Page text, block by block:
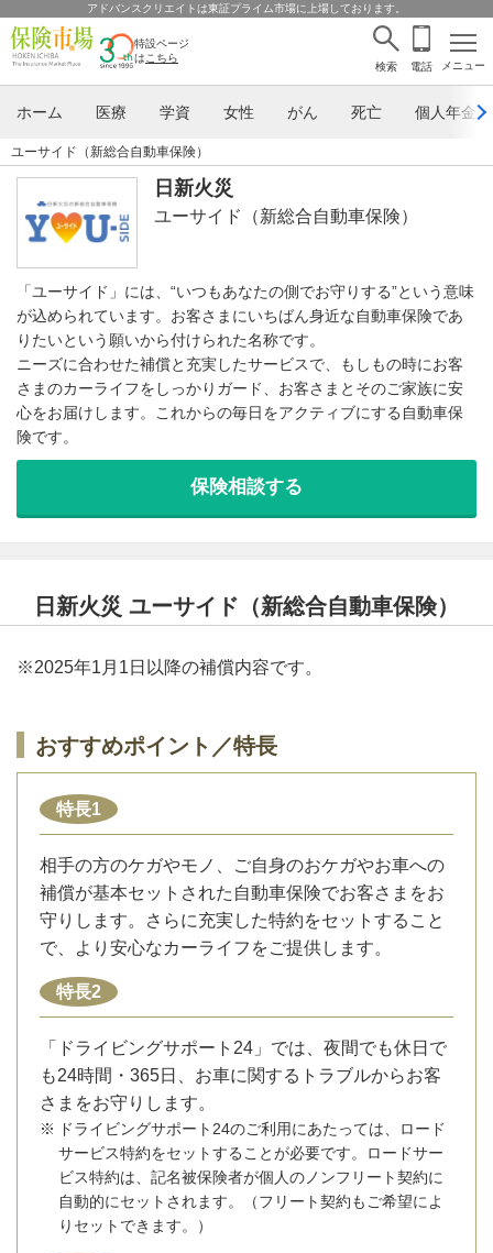
アドバンスクリエイトは東証プライム市場に上場しております。
特設ページ
は こちら
検索 電話 メニュー
ホーム 医療 学資 女性 がん 死亡 個人年金
ユーサイド（新総合自動車保険）
日新火災
ユーサイド（新総合自動車保険）
「ユーサイド」には、“いつもあなたの側でお守りする”という意味
が込められています。お客さまにいちばん身近な自動車保険であ
りたいという願いから付けられた名称です。
ニーズに合わせた補償と充実したサービスで、もしもの時にお客
さまのカーライフをしっかりガード、お客さまとそのご家族に安
心をお届けします。これからの毎日をアクティブにする自動車保
険です。
保険相談する
日新火災 ユーサイド（新総合自動車保険）
※2025年1月1日以降の補償内容です。
おすすめポイント／特長
特長1
相手の方のケガやモノ、ご自身のおケガやお車への
補償が基本セットされた自動車保険でお客さまをお
守りします。さらに充実した特約をセットすること
で、より安心なカーライフをご提供します。
特長2
「ドライビングサポート24」では、夜間でも休日で
も24時間・365日、お車に関するトラブルからお客
さまをお守りします。
※
ドライビングサポート24のご利用にあたっては、ロード
サービス特約をセットすることが必要です。ロードサー
ビス特約は、記名被保険者が個人のノンフリート契約に
自動的にセットされます。（フリート契約もご希望によ
りセットできます。）